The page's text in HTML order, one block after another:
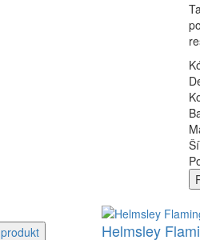
produkt Helmsley